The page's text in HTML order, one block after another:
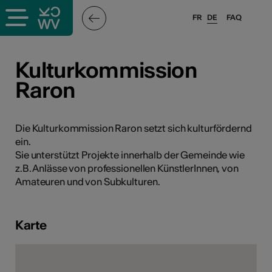
FAQ
FR DE
Kulturkommission
Raron
Die Kulturkommission Raron setzt sich kulturfördernd
ein.
Sie unterstützt Projekte innerhalb der Gemeinde wie
z.B. Anlässe von professionellen KünstlerInnen, von
Amateuren und von Subkulturen.
Karte